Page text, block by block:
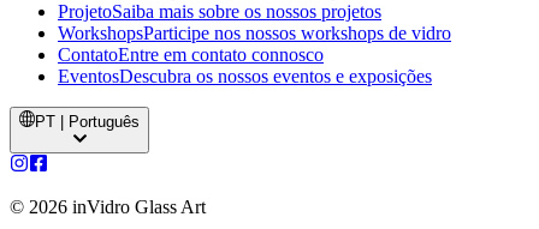
ProjetoSaiba mais sobre os nossos projetos
WorkshopsParticipe nos nossos workshops de vidro
ContatoEntre em contato connosco
EventosDescubra os nossos eventos e exposições
PT | Português
© 2026 inVidro Glass Art